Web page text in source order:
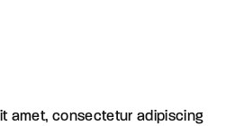
amet, consectetur adipiscing